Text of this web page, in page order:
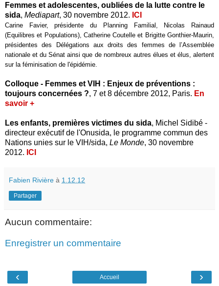
Femmes et adolescentes, oubliées de la lutte contre le
sida, Mediapart, 30 novembre 2012. ICI
Carine Favier, présidente du Planning Familial, Nicolas Rainaud
(Equilibres et Populations), Catherine Coutelle et Brigitte Gonthier-Maurin,
présidentes des Délégations aux droits des femmes de l’Assemblée
nationale et du Sénat ainsi que de nombreux autres élues et élus, alertent
sur la féminisation de l'épidémie.
Colloque - Femmes et VIH : Enjeux de préventions :
toujours concernées ?, 7 et 8 décembre 2012, Paris. En
savoir +
Les enfants, premières victimes du sida, Michel Sidibé -
directeur exécutif de l'Onusida, le programme commun des
Nations unies sur le VIH/sida, Le Monde, 30 novembre
2012. ICI
Fabien Rivière à 1.12.12
Partager
Aucun commentaire:
Enregistrer un commentaire
‹ ›
Accueil